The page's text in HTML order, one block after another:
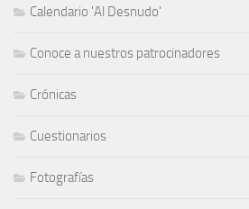
Calendario 'Al Desnudo'
Conoce a nuestros patrocinadores
Crónicas
Cuestionarios
Fotografías